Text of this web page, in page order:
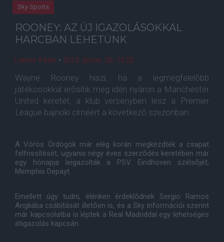
Sky Sports
ROONEY: AZ ÚJ IGAZOLÁSOKKAL
HARCBAN LEHETÜNK
Lakner Péter • 2015. június. 26. 10:22
Wayne Rooney hiszi, ha a legmegfelelõbb
játékosokkal erõsítik meg idén nyáron a Manchester
United keretét, a klub versenyben lesz a Premier
League bajnoki címéért a következõ szezonban.
A Vörös Ördögök már elég korán megkezdték a csapat
felfrissítését, ugyanis négy éves szerzõdés keretében már
egy hónapja leigazolták a PSV Eindhoven szélsõjét,
Memphis Depayt.
Emellett úgy tudni, élénken érdeklõdnek Sergio Ramos
Angliába csábítását illetõen is, és a Sky információi szerint
már kapcsolatba is léptek a Real Madriddal egy lehetséges
átigazolás kapcsán.